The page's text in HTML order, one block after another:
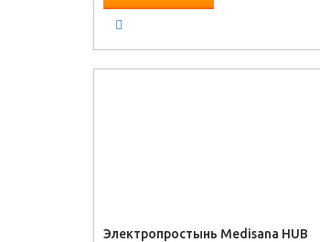
Электропростынь Medisana HUB